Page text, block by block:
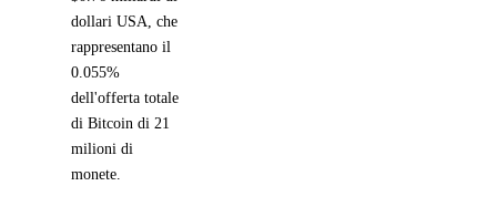
dollari USA, che
rappresentano il
0.055%
dell'offerta totale
di Bitcoin di 21
milioni di
monete.